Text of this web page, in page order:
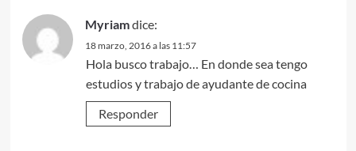
Myriamdice:
18 marzo, 2016 a las 11:57
Hola busco trabajo… En donde sea tengo
estudios y trabajo de ayudante de cocina
Responder